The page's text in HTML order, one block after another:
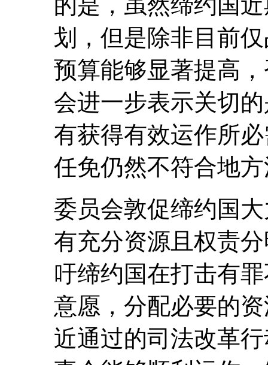
划，但是除非目前
预算能够显著提高
会进一步表示关切
有获得有效运作所
任免仍然不符合地
委员会敦促缔约国
有充分资源且权责
吁缔约国在打击有
意愿，分配必要的
近通过的司法改革